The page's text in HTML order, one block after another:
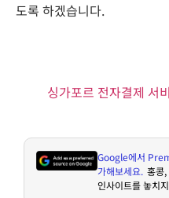
도록 하겠습니다.
싱가포르 전자결제 서
Google에서
가해보세요. 홍콩,
인사이트를 놓치